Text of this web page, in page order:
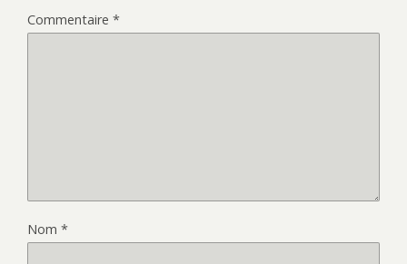
Commentaire *
Nom *